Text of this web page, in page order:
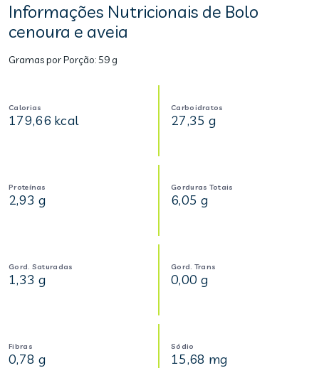
Informações Nutricionais de Bolo
cenoura e aveia
Gramas por Porção:59 g
Calorias
179,66 kcal
Carboidratos
27,35 g
Proteínas
2,93 g
Gorduras Totais
6,05 g
Gord. Saturadas
1,33 g
Gord. Trans
0,00 g
Fibras
0,78 g
Sódio
15,68 mg